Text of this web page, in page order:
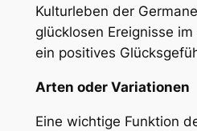
Kulturleben der
glücklosen Ereignisse
ein positives
Arten oder Variationen
Eine wichtige Funktion